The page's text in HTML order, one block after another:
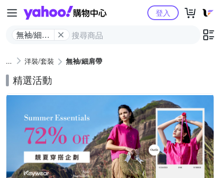
Yahoo購物中心
無袖/細肩
登入
洋裝/套裝 無袖/細肩帶
精選活動